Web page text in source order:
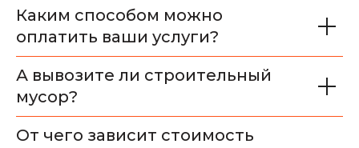
Каким способом можно
оплатить ваши услуги?
А вывозите ли строительный
мусор?
От чего зависит стоимость